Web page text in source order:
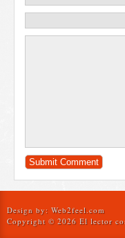
Design by: Web2feel.com
Copyright © 2026 El lector